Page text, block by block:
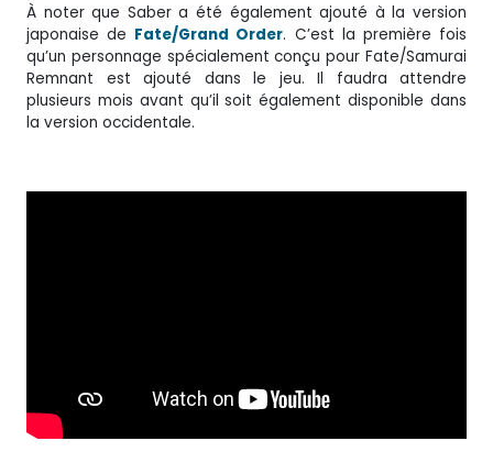
À noter que Saber a été également ajouté à la version
japonaise de Fate/Grand Order. C’est la première fois
qu’un personnage spécialement conçu pour Fate/Samurai
Remnant est ajouté dans le jeu. Il faudra attendre
plusieurs mois avant qu’il soit également disponible dans
la version occidentale.